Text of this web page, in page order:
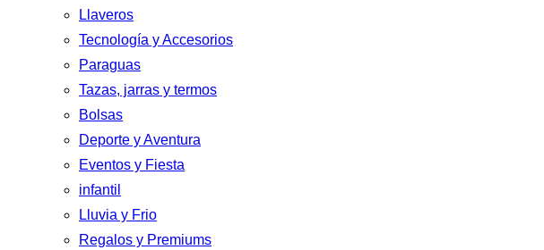
Llaveros
Tecnología y Accesorios
Paraguas
Tazas, jarras y termos
Bolsas
Deporte y Aventura
Eventos y Fiesta
infantil
Lluvia y Frio
Regalos y Premiums